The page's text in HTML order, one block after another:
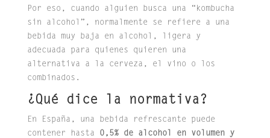
Por eso, cuando alguien busca una “kombucha
sin alcohol”, normalmente se refiere a una
bebida muy baja en alcohol, ligera y
adecuada para quienes quieren una
alternativa a la cerveza, el vino o los
combinados.
¿Qué dice la normativa?
En España, una bebida refrescante puede
contener hasta 0,5% de alcohol en volumen y